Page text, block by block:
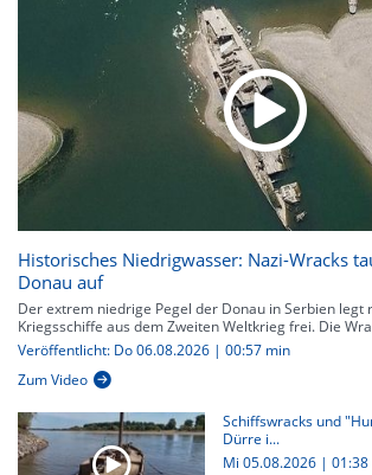
Historisches Niedrigwasser: Nazi-Wracks
Donau auf
Der extrem niedrige Pegel der Donau in Serbien legt
Kriegsschiffe aus dem Zweiten Weltkrieg frei. Die
Veröffentlicht: Do 06.08.2026 | 00:57 min
Zum Video
Schiffswracks und
Dürre i...
Mi 05.08.2026 |